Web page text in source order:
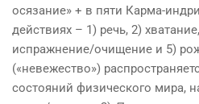
осязание» + в пяти Карма-
действиях – 1) речь, 2)
испражнение/очищение и 5)
(«невежество»)
состояний физического мира,